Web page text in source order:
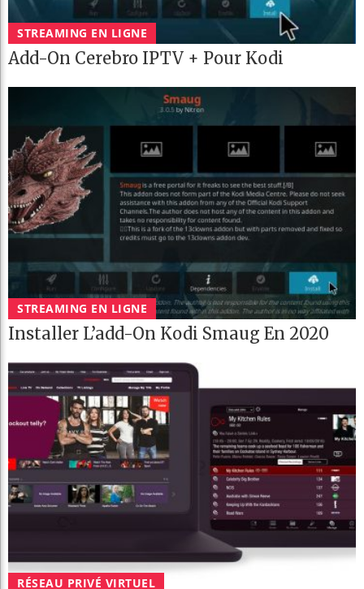
STREAMING EN LIGNE
Add-On Cerebro IPTV + Pour Kodi
STREAMING EN LIGNE
Installer L’add-On Kodi Smaug En 2020
RÉSEAU PRIVÉ VIRTUEL